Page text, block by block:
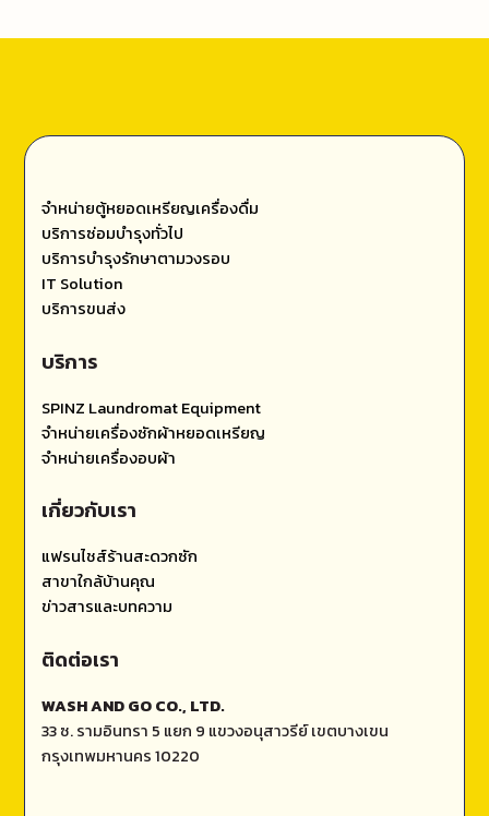
ติดต่อเรา
WASH AND GO CO., LTD.
33 ซ. รามอินทรา 5 แยก 9 แขวงอนุสาวรีย์ เขตบางเขน
กรุงเทพมหานคร 10220
เกี่ยวกับเรา
แฟรนไชส์ร้านสะดวกซัก
สาขาใกล้บ้านคุณ
ข่าวสารและบทความ
บริการ
SPINZ Laundromat Equipment
จำหน่ายเครื่องซักผ้าหยอดเหรียญ
จำหน่ายเครื่องอบผ้า
จำหน่ายตู้หยอดเหรียญเครื่องดื่ม
บริการซ่อมบำรุงทั่วไป
บริการบำรุงรักษาตามวงรอบ
IT Solution
บริการขนส่ง